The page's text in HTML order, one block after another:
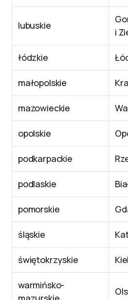
lubuskie
i
łódzkie
małopolskie
mazowieckie
opolskie
podkarpackie
podlaskie
pomorskie
śląskie
świętokrzyskie
warmińsko-